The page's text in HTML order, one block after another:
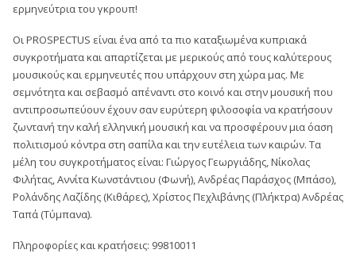
ερμηνεύτρια του γκρουπ!
Οι PROSPECTUS είναι ένα από τα πιο καταξιωμένα κυπριακά
συγκροτήματα και απαρτίζεται με μερικούς από τους καλύτερους
μουσικούς και ερμηνευτές που υπάρχουν στη χώρα μας. Με
σεμνότητα και σεβασμό απέναντι στο κοινό και στην μουσική που
αντιπροσωπεύουν έχουν σαν ευρύτερη φιλοσοφία να κρατήσουν
ζωντανή την καλή ελληνική μουσική και να προσφέρουν μια όαση
πολιτισμού κόντρα στη σαπίλα και την ευτέλεια των καιρών. Τα
μέλη του συγκροτήματος είναι: Γιώργος Γεωργιάδης, Νίκολας
Φιλήτας, Αννίτα Κωνστάντιου (Φωνή), Ανδρέας Παράσχος (Μπάσο),
Ρολάνδης Λαζίδης (Κιθάρες), Χρίστος Πεχλιβάνης (Πλήκτρα) Ανδρέας
Ταπά (Τύμπανα).
Πληροφορίες και κρατήσεις: 99810011